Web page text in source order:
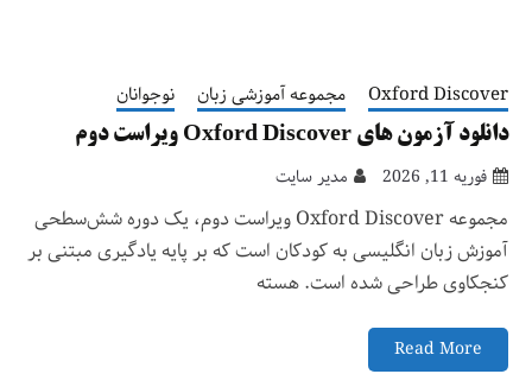
Oxford Discover مجموعه آموزشی زبان نوجوانان
دانلود آزمون های Oxford Discover ویراست دوم
فوریه 11, 2026 مدیر سایت
مجموعه Oxford Discover ویراست دوم، یک دوره شش‌سطحی
آموزش زبان انگلیسی به کودکان است که بر پایه یادگیری مبتنی بر
کنجکاوی طراحی شده است. هسته
Read More